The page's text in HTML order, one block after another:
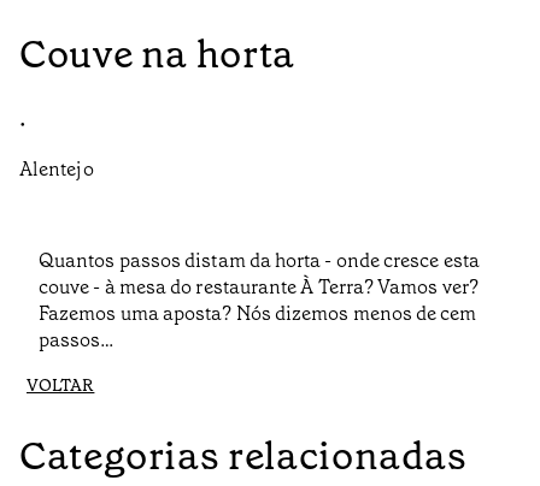
Couve na horta
•
Alentejo
Quantos passos distam da horta - onde cresce esta
couve - à mesa do restaurante À Terra? Vamos ver?
Fazemos uma aposta? Nós dizemos menos de cem
passos…
VOLTAR
Categorias relacionadas